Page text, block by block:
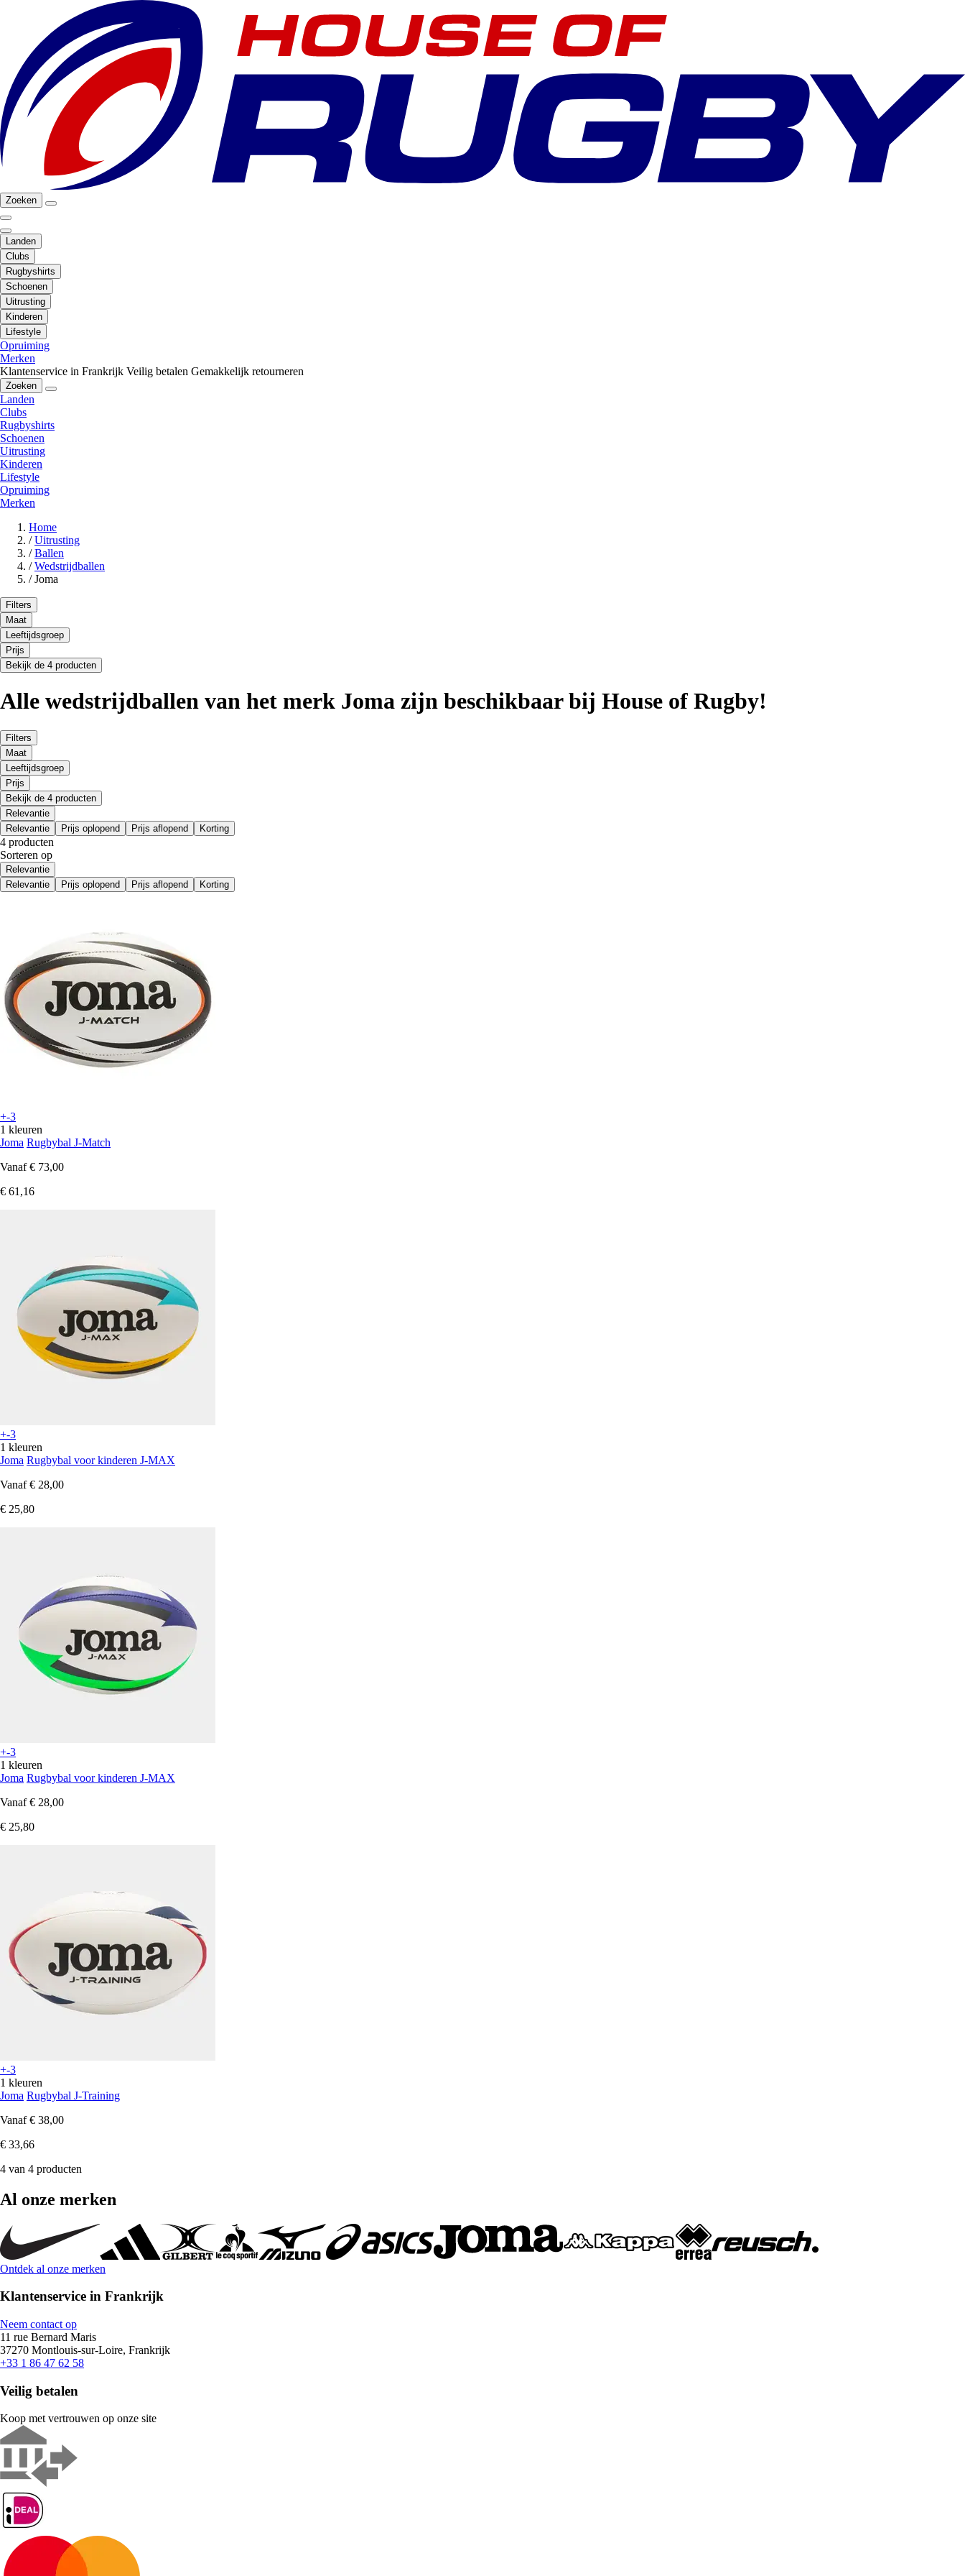
Zoeken
Landen
Clubs
Rugbyshirts
Schoenen
Uitrusting
Kinderen
Lifestyle
Opruiming
Merken
Klantenservice in Frankrijk Veilig betalen Gemakkelijk retourneren
Zoeken
Landen
Clubs
Rugbyshirts
Schoenen
Uitrusting
Kinderen
Lifestyle
Opruiming
Merken
Home
/ Uitrusting
/ Ballen
/ Wedstrijdballen
/ Joma
Filters
Maat
Leeftijdsgroep
Prijs
Bekijk de 4 producten
Alle wedstrijdballen van het merk Joma zijn beschikbaar bij House of Rugby!
Filters
Maat
Leeftijdsgroep
Prijs
Bekijk de 4 producten
Relevantie
Relevantie
Prijs oplopend Prijs aflopend Korting
4 producten
Sorteren op
Relevantie
Relevantie
Prijs oplopend Prijs aflopend Korting
+-3
1 kleuren
Joma Rugbybal J-Match
Vanaf € 73,00
€ 61,16
+-3
1 kleuren
Joma Rugbybal voor kinderen J-MAX
Vanaf € 28,00
€ 25,80
+-3
1 kleuren
Joma Rugbybal voor kinderen J-MAX
Vanaf € 28,00
€ 25,80
+-3
1 kleuren
Joma Rugbybal J-Training
Vanaf € 38,00
€ 33,66
4 van 4 producten
Al onze merken
Ontdek al onze merken
Klantenservice in Frankrijk
Neem contact op
11 rue Bernard Maris
37270 Montlouis-sur-Loire, Frankrijk
+33 1 86 47 62 58
Veilig betalen
Koop met vertrouwen op onze site